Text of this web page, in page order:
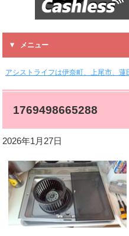
メニュー
アシストライフは伊奈町、上尾市、蓮
1769498665288
2026年1月27日